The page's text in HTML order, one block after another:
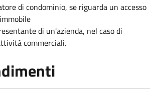
di condominio, se riguarda un accesso
di un'azienda, nel caso di
commerciali.